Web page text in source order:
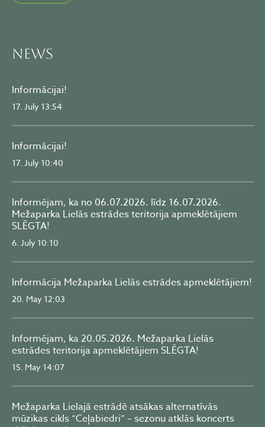
News
Informācijai!
17. July 13:54
Informācijai!
17. July 10:40
Informējam, ka no 06.07.2026. līdz 16.07.2026.
Mežaparka Lielās estrādes teritorija apmeklētājiem
SLĒGTA!
6. July 10:10
Informācija Mežaparka Lielās estrādes apmeklētājiem!
20. May 12:03
Informējam, ka 20.05.2026. Mežaparka Lielās
estrādes teritorija apmeklētājiem SLĒGTA!
15. May 14:07
Mežaparka Lielajā estrādē atsākas alternatīvās
mūzikas cikls “Ceļabiedri” – sezonu atklās koncerts